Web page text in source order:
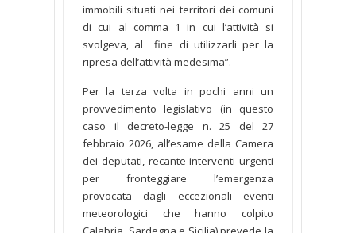
immobili situati nei territori dei comuni
di cui al comma 1 in cui l’attività si
svolgeva, al fine di utilizzarli per la
ripresa dell’attività medesima”.
Per la terza volta in pochi anni un
provvedimento legislativo (in questo
caso il decreto-legge n. 25 del 27
febbraio 2026, all’esame della Camera
dei deputati, recante interventi urgenti
per fronteggiare l’emergenza
provocata dagli eccezionali eventi
meteorologici che hanno colpito